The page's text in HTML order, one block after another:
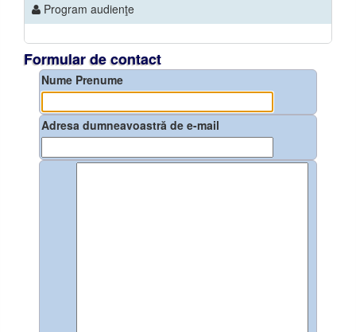
Program audienţe
Formular de contact
Nume Prenume
Adresa dumneavoastră de e-mail